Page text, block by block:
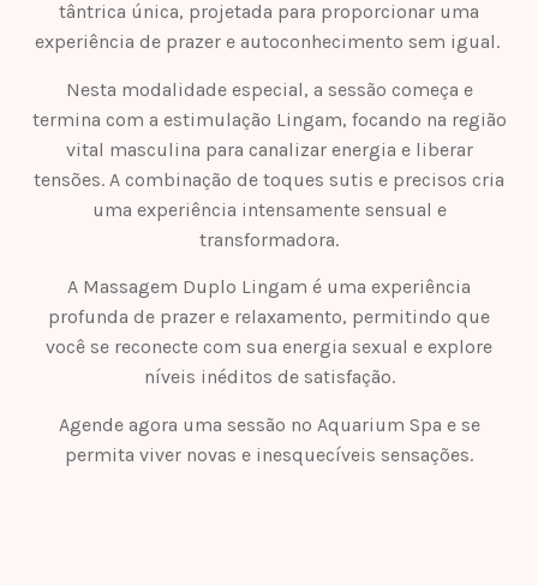
tântrica única, projetada para proporcionar uma
experiência de prazer e autoconhecimento sem igual.
Nesta modalidade especial, a sessão começa e
termina com a estimulação Lingam, focando na região
vital masculina para canalizar energia e liberar
tensões. A combinação de toques sutis e precisos cria
uma experiência intensamente sensual e
transformadora.
A Massagem Duplo Lingam é uma experiência
profunda de prazer e relaxamento, permitindo que
você se reconecte com sua energia sexual e explore
níveis inéditos de satisfação.
Agende agora uma sessão no Aquarium Spa e se
permita viver novas e inesquecíveis sensações.